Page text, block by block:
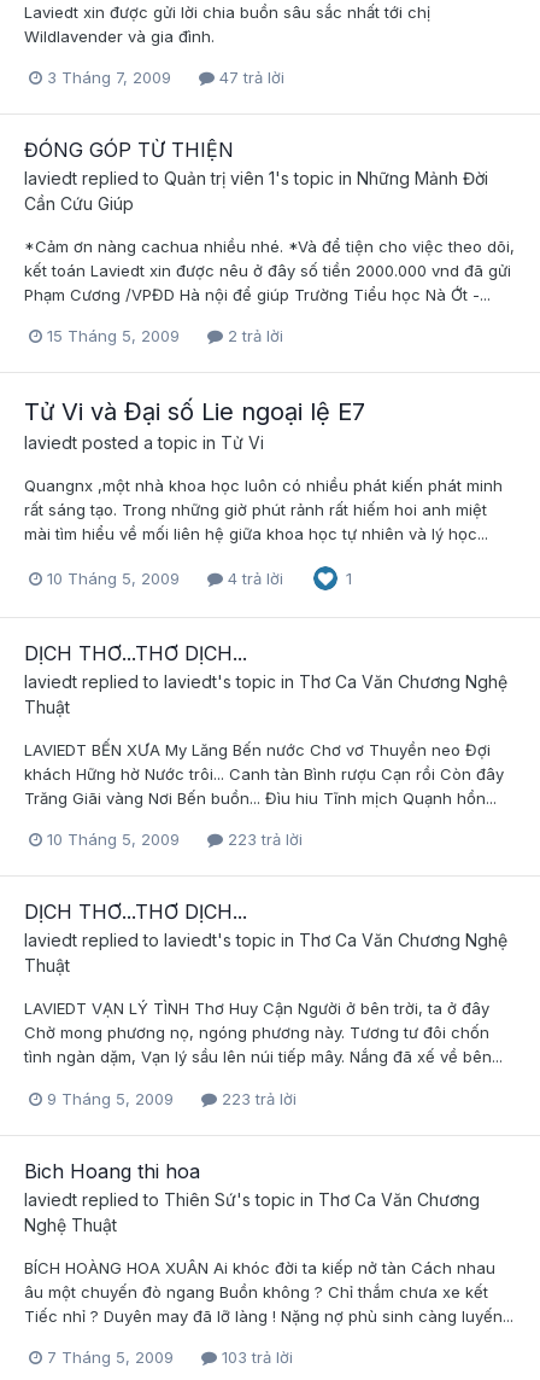
Laviedt xin được gửi lời chia buồn sâu sắc nhất tới chị
Wildlavender và gia đình.
3 Tháng 7, 2009 47 trả lời
ĐÓNG GÓP TỪ THIỆN
laviedt replied to Quản trị viên 1's topic in Những Mảnh Đời
Cần Cứu Giúp
*Cảm ơn nàng cachua nhiều nhé. *Và để tiện cho việc theo dõi,
kết toán Laviedt xin được nêu ở đây số tiền 2000.000 vnd đã gửi
Phạm Cương /VPĐD Hà nội để giúp Trường Tiểu học Nà Ớt -...
15 Tháng 5, 2009 2 trả lời
Tử Vi và Đại số Lie ngoại lệ E7
laviedt posted a topic in Tử Vi
Quangnx ,một nhà khoa học luôn có nhiều phát kiến phát minh
rất sáng tạo. Trong những giờ phút rảnh rất hiếm hoi anh miệt
mài tìm hiểu về mối liên hệ giữa khoa học tự nhiên và lý học...
10 Tháng 5, 2009 4 trả lời 1
DỊCH THƠ...THƠ DỊCH...
laviedt replied to laviedt's topic in Thơ Ca Văn Chương Nghệ
Thuật
LAVIEDT BẾN XƯA My Lăng Bến nước Chơ vơ Thuyền neo Đợi
khách Hững hờ Nước trôi... Canh tàn Bình rượu Cạn rồi Còn đây
Trăng Giãi vàng Nơi Bến buồn... Đìu hiu Tĩnh mịch Quạnh hồn...
10 Tháng 5, 2009 223 trả lời
DỊCH THƠ...THƠ DỊCH...
laviedt replied to laviedt's topic in Thơ Ca Văn Chương Nghệ
Thuật
LAVIEDT VẠN LÝ TÌNH Thơ Huy Cận Người ở bên trời, ta ở đây
Chờ mong phương nọ, ngóng phương này. Tương tư đôi chốn
tình ngàn dặm, Vạn lý sầu lên núi tiếp mây. Nắng đã xế về bên...
9 Tháng 5, 2009 223 trả lời
Bich Hoang thi hoa
laviedt replied to Thiên Sứ's topic in Thơ Ca Văn Chương
Nghệ Thuật
BÍCH HOÀNG HOA XUÂN Ai khóc đời ta kiếp nở tàn Cách nhau
âu một chuyến đò ngang Buồn không ? Chỉ thắm chưa xe kết
Tiếc nhỉ ? Duyên may đã lỡ làng ! Nặng nợ phù sinh càng luyến...
7 Tháng 5, 2009 103 trả lời